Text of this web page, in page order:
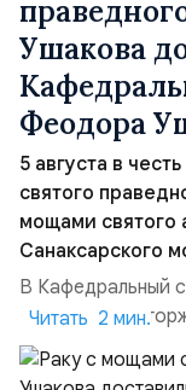
Ушакова
Феодора
5 августа в
святого
мощами святого
Санаксарского
В Кафедральный
Ушакова раку
участвовавшие в
воина Феодора
Читать 2 мин.